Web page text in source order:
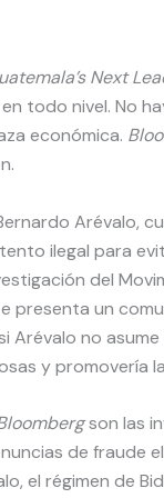
Next
todo nivel. No
económica.
Arévalo,
ilegal para
del
presenta un
Arévalo no
y promovería
son las
de fraude
el régimen de